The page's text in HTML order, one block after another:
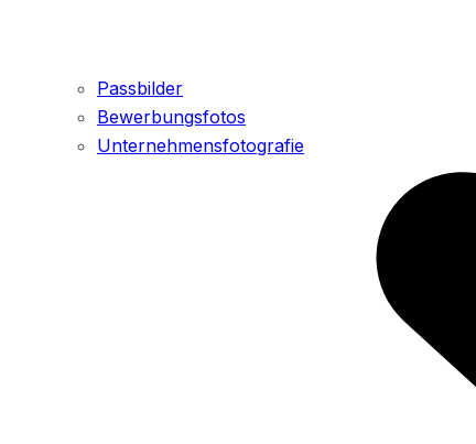
Passbilder
Bewerbungsfotos
Unternehmensfotografie